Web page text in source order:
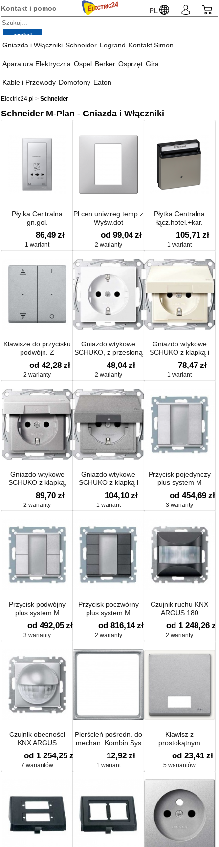
Kontakt i pomoc PL
Gniazda i Włączniki Schneider Legrand Kontakt Simon
Aparatura Elektryczna Ospel Berker Osprzęt Gira
Kable i Przewody Domofony Eaton
Electric24.pl Schneider
Schneider M-Plan - Gniazda i Włączniki
Płytka Centralna
gn.gol.
86,49 zł
1 wariant
Pł.cen.uniw.reg.temp.z
Wyśw.dot
od 99,04 zł
2 warianty
Płytka Centralna
łącz.hotel.+kar.
105,71 zł
1 wariant
Klawisze do przycisku
podwójn. Z
oznaczeniem Sys M
od 42,28 zł
2 warianty
Gniazdo wtykowe
SCHUKO, z przesłoną
Sys M
48,04 zł
2 warianty
Gniazdo wtykowe
SCHUKO z klapką i
przesłoną, IP44
78,47 zł
1 wariant
Gniazdo wtykowe
SCHUKO z klapką,
IP44
89,70 zł
2 warianty
Gniazdo wtykowe
SCHUKO z klapką i
przesłoną, IP44 Sys M
104,10 zł
1 wariant
Przycisk pojedynczy
plus system M
od 454,69 zł
3 warianty
Przycisk podwójny
plus system M
od 492,05 zł
3 warianty
Przycisk poczwórny
plus system M
od 816,14 zł
2 warianty
Czujnik ruchu KNX
ARGUS 180
od 1 248,26 zł
2 warianty
Czujnik obecności
KNX ARGUS
od 1 254,25 zł
7 wariantów
Pierścień pośredn. do
mechan. Kombin Sys
M
12,92 zł
1 wariant
Klawisz z
prostokątnym
okienkiem
sygnalizacyjnym na
symbole system M
od 23,41 zł
5 wariantów